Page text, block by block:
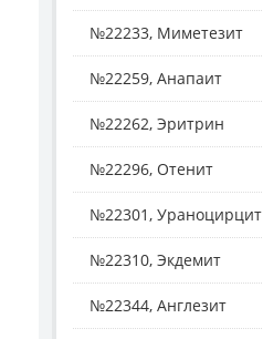
№22233, Миметезит
№22259, Анапаит
№22262, Эритрин
№22296, Отенит
№22301, Ураноцирцит
№22310, Экдемит
№22344, Англезит